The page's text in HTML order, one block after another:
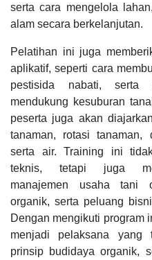
serta cara mengelola
alam secara berkelanjutan.
Pelatihan ini juga
aplikatif, seperti cara
pestisida nabati, serta
mendukung kesuburan
peserta juga akan
tanaman, rotasi tanaman,
serta air. Training ini
teknis, tetapi juga
manajemen usaha tani
organik, serta peluang
Dengan mengikuti program
menjadi pelaksana yang
prinsip budidaya organik,